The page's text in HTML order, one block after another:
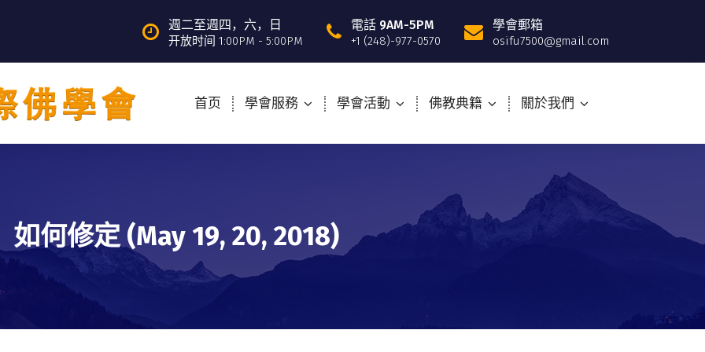
週二至週四，六，日
开放时间 1:00PM - 5:00PM
電話 9AM-5PM
+1 (248)-977-0570
學會郵箱
osifu7500@gmail.com
首页 學會服務 學會活動 佛教典籍 關於我們
如何修定 (May 19, 20, 2018)